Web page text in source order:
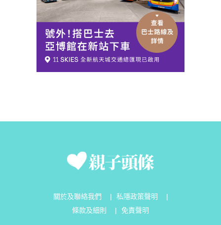
關於及聯絡我們 私隱政策聲明
條款及細則
免責聲明